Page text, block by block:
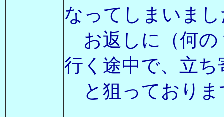
なってしまいま
お返しに（何の
行く途中で、立
と狙っておりま